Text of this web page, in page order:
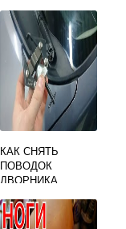
КАК СНЯТЬ
ПОВОДОК
ДВОРНИКА